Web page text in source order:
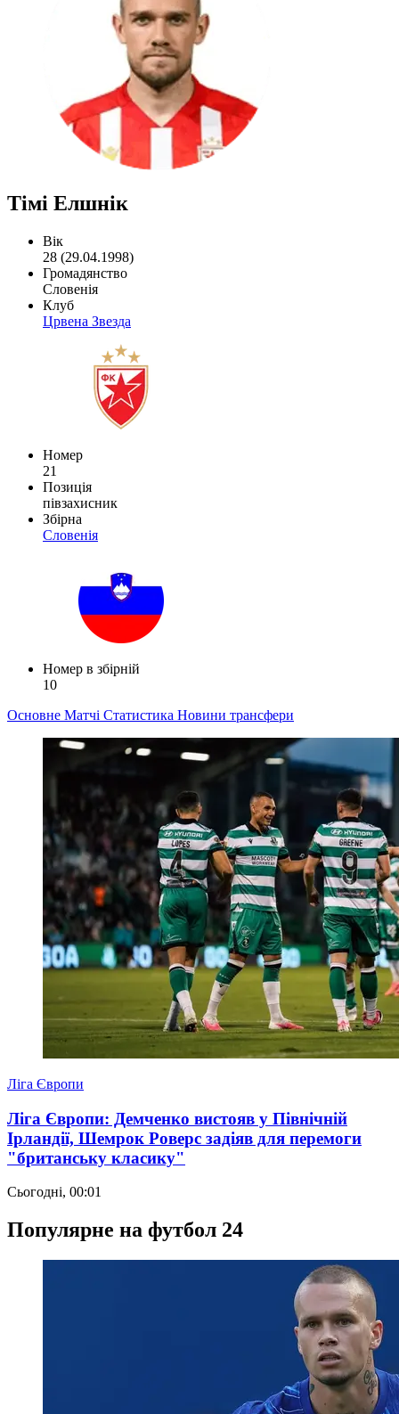
Тімі Елшнік
Вік
28 (29.04.1998)
Громадянство
Словенія
Клуб
Црвена Звезда
Номер
21
Позиція
півзахисник
Збірна
Словенія
Номер в збірній
10
Основне Матчі Статистика Новини трансфери
Ліга Європи
Ліга Європи: Демченко вистояв у Північній
Ірландії, Шемрок Роверс задіяв для перемоги
"британську класику"
Сьогодні, 00:01
Популярне на футбол 24